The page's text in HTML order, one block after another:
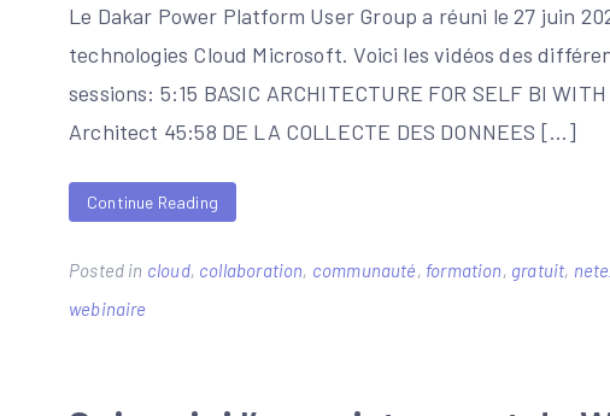
Le Dakar Power Platform User Group a réuni le 27 juin
technologies Cloud Microsoft. Voici les vidéos des
sessions: 5:15 BASIC ARCHITECTURE FOR SELF BI
Architect 45:58 DE LA COLLECTE DES DONNEES […]
Continue Reading
Posted in cloud, collaboration, communauté, formation, gratuit,
webinaire